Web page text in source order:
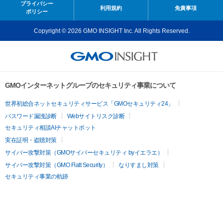
プライバシー
ポリシー
利用規約 免責事項
Copyright © 2026 GMO INSIGHT Inc. All Rights Reserved.
GMOインターネットグループのセキュリティ事業について
世界初総合ネットセキュリティサービス「GMOセキュリティ24」
パスワード漏洩診断
Webサイトリスク診断
セキュリティ相談AIチャットボット
実在証明・盗聴対策
サイバー攻撃対策（GMOサイバーセキュリティ byイエラエ）
サイバー攻撃対策（GMO Flatt Security）
なりすまし対策
セキュリティ事業の軌跡